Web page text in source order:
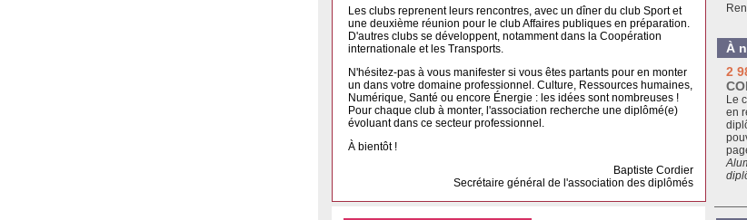
Les clubs reprenent leurs rencontres, avec un dîner du club Sport et
une deuxième réunion pour le club Affaires publiques en préparation.
D'autres clubs se développent, notamment dans la Coopération
internationale et les Transports.
N'hésitez-pas à vous manifester si vous êtes partants pour en monter
un dans votre domaine professionnel. Culture, Ressources humaines,
Numérique, Santé ou encore Énergie : les idées sont nombreuses !
Pour chaque club à monter, l'association recherche une diplômé(e)
évoluant dans ce secteur professionnel.
À bientôt !
Baptiste Cordier
Secrétaire général de l'association des diplômés
À
2
Le
en